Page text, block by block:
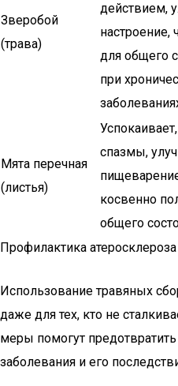
Зверобой
(трава)
действием,
настроение,
для общего
при
Мята перечная
(листья)
спазмы,
косвенно
общего
Профилактика
Использование травяных
даже для тех, кто не
меры помогут
заболевания и его